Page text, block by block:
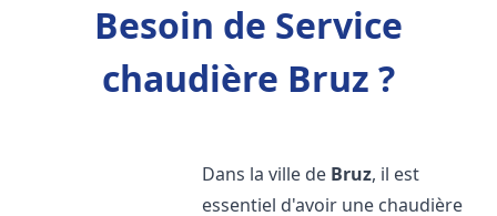
Besoin de Service
chaudière Bruz ?
Dans la ville de Bruz, il est
essentiel d'avoir une chaudière